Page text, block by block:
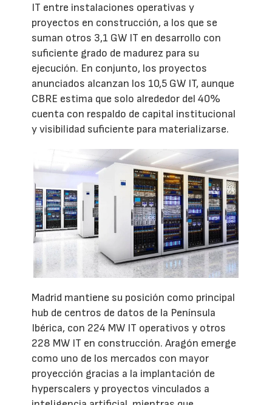
IT entre instalaciones operativas y
proyectos en construcción, a los que se
suman otros 3,1 GW IT en desarrollo con
suficiente grado de madurez para su
ejecución. En conjunto, los proyectos
anunciados alcanzan los 10,5 GW IT, aunque
CBRE estima que solo alrededor del 40%
cuenta con respaldo de capital institucional
y visibilidad suficiente para materializarse.
Madrid mantiene su posición como principal
hub de centros de datos de la Península
Ibérica, con 224 MW IT operativos y otros
228 MW IT en construcción. Aragón emerge
como uno de los mercados con mayor
proyección gracias a la implantación de
hyperscalers y proyectos vinculados a